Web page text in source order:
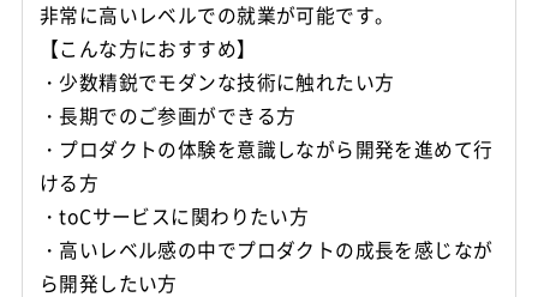
非常に高いレベルでの就業が可能です。
【こんな方におすすめ】
・少数精鋭でモダンな技術に触れたい方
・長期でのご参画ができる方
・プロダクトの体験を意識しながら開発を進めて行
ける方
・toCサービスに関わりたい方
・高いレベル感の中でプロダクトの成長を感じなが
ら開発したい方